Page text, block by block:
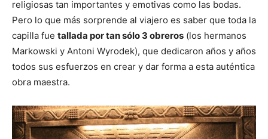
religiosas tan importantes y emotivas como las bodas.
Pero lo que más sorprende al viajero es saber que toda la
capilla fue tallada por tan sólo 3 obreros (los hermanos
Markowski y Antoni Wyrodek), que dedicaron años y años
todos sus esfuerzos en crear y dar forma a esta auténtica
obra maestra.